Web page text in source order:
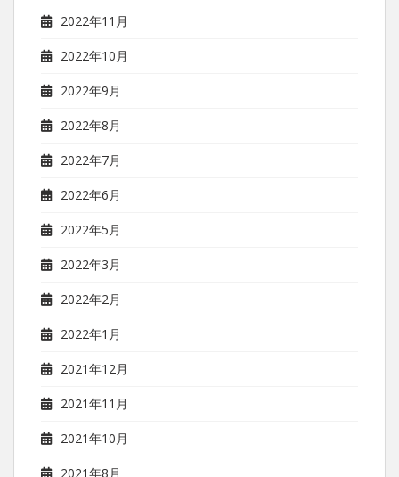
2022年11月
2022年10月
2022年9月
2022年8月
2022年7月
2022年6月
2022年5月
2022年3月
2022年2月
2022年1月
2021年12月
2021年11月
2021年10月
2021年8月